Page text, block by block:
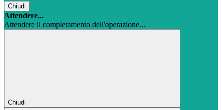
Chiudi
Attendere...
Attendere il completamento dell'operazione...
Chiudi